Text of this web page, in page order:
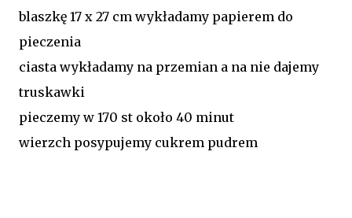
blaszkę 17 x 27 cm wykładamy papierem do
pieczenia
ciasta wykładamy na przemian a na nie dajemy
truskawki
pieczemy w 170 st około 40 minut
wierzch posypujemy cukrem pudrem